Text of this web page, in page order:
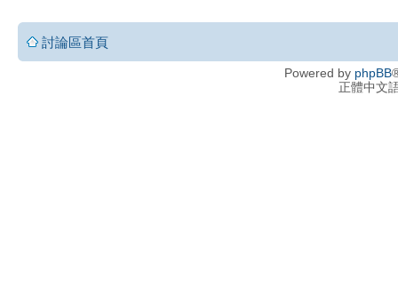
討論區首頁
Powered by phpBB
正體中文